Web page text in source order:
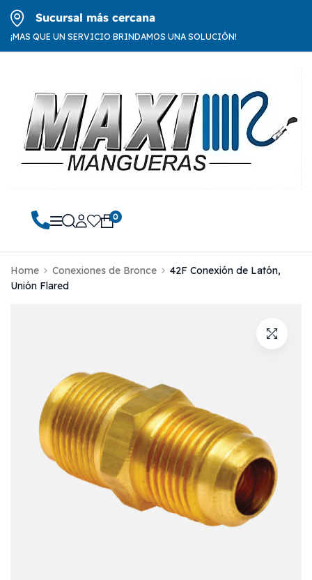
Sucursal más cercana
¡MAS QUE UN SERVICIO BRINDAMOS UNA SOLUCIÓN!
0
Home Conexiones de Bronce
42F Conexión de Latón,
Unión Flared